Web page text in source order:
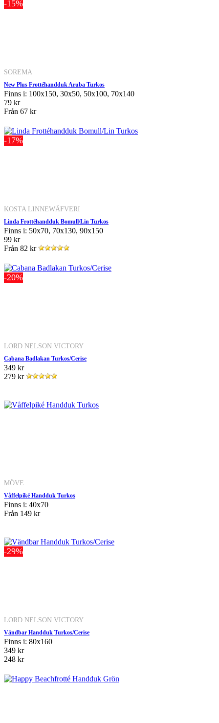
-15%
SOREMA
New Plus Frottéhandduk Aruba Turkos
Finns i: 100x150, 30x50, 50x100, 70x140
79 kr
Från 67 kr
-17%
KOSTA LINNEWÄFVERI
Linda Frottéhandduk Bomull/Lin Turkos
Finns i: 50x70, 70x130, 90x150
99 kr
Från 82 kr
-20%
LORD NELSON VICTORY
Cabana Badlakan Turkos/Cerise
349 kr
279 kr
MÖVE
Våffelpiké Handduk Turkos
Finns i: 40x70
Från 149 kr
-29%
LORD NELSON VICTORY
Vändbar Handduk Turkos/Cerise
Finns i: 80x160
349 kr
248 kr